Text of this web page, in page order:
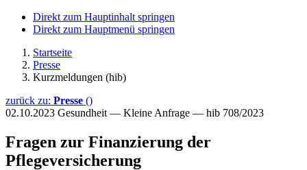
Direkt zum Hauptinhalt springen
Direkt zum Hauptmenü springen
Startseite
Presse
Kurzmeldungen (hib)
zurück zu: Presse ()
02.10.2023 Gesundheit — Kleine Anfrage — hib 708/2023
Fragen zur Finanzierung der
Pflegeversicherung